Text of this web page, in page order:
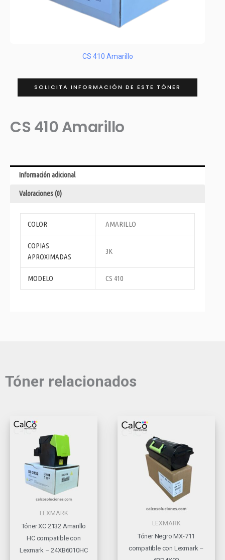
CS 410 Amarillo
SOLICITA INFORMACIÓN DE ESTE TÓNER
CS 410 Amarillo
Información adicional
Valoraciones (0)
COLOR AMARILLO
COPIAS
APROXIMADAS
3K
MODELO CS 410
Tóner relacionados
LEXMARK
Tóner XC 2132 Amarillo
HC compatible con
Lexmark – 24XB6010HC
LEXMARK
Tóner Negro MX-711
compatible con Lexmark –